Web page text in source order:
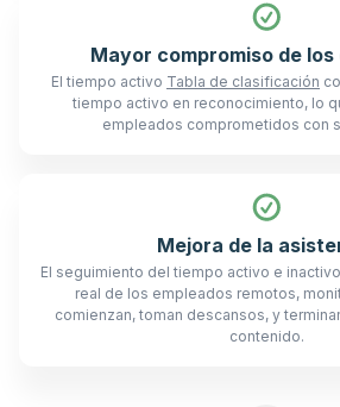
Mayor compromiso de los
El tiempo activo Tabla de clasificación
tiempo activo en reconocimiento, lo
empleados comprometidos con
Mejora de la
El seguimiento del tiempo activo e
real de los empleados remotos,
comienzan, toman descansos, y
contenido.